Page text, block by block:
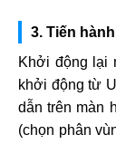
3. Tiến
Khởi động lại
khởi động từ
dẫn trên màn
(chọn phân